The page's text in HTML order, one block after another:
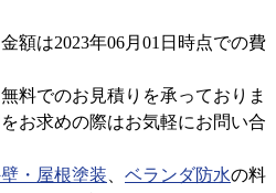
額は2023年06月01日時点での費
料でのお見積りを承っておりま
お求めの際はお気軽にお問い合
・屋根塗装 ベランダ防水の料